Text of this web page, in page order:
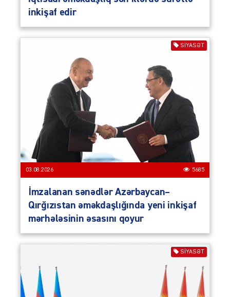
inkişaf edir
SIYASƏT
03.08.2026 5685
İmzalanan sənədlər Azərbaycan–
Qırğızıstan əməkdaşlığında yeni inkişaf
mərhələsinin əsasını qoyur
SIYASƏT